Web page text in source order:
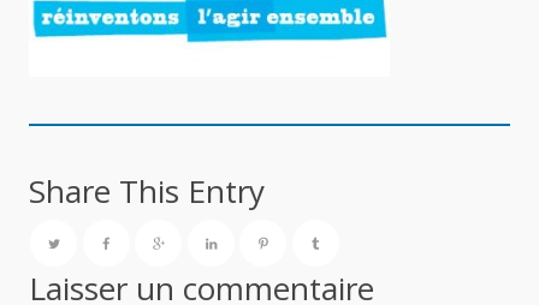
Share This Entry
Laisser un commentaire